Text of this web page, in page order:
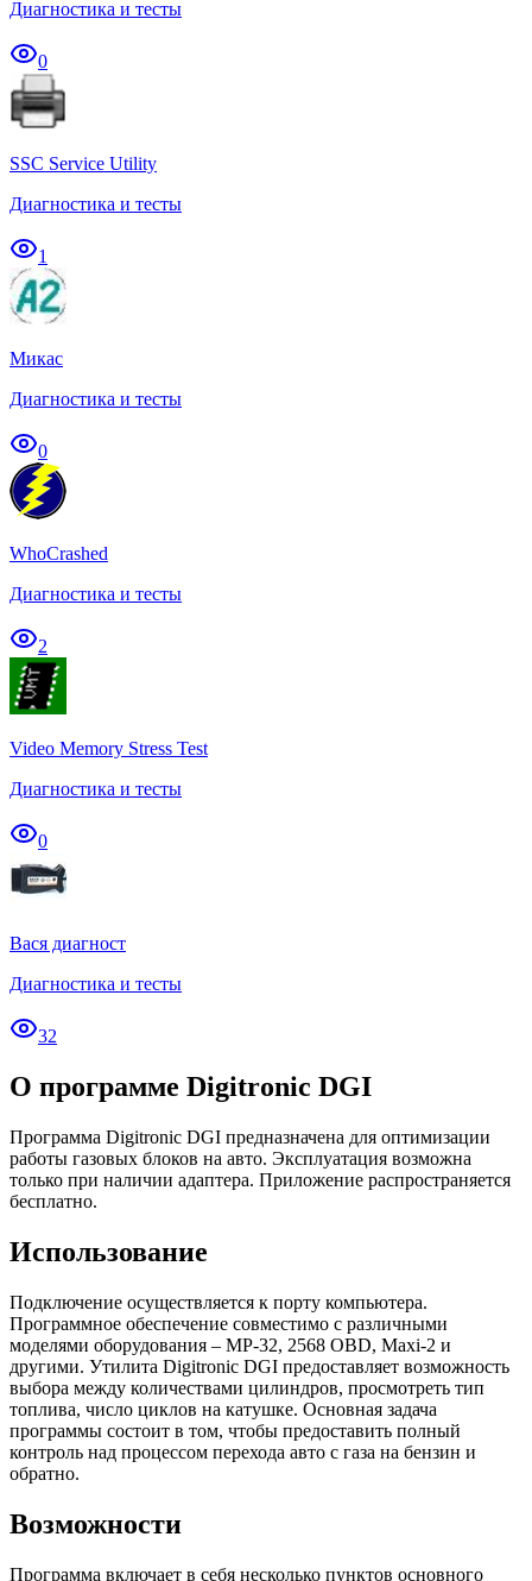
Диагностика и тесты
0
SSC Service Utility
Диагностика и тесты
1
Микас
Диагностика и тесты
0
WhoCrashed
Диагностика и тесты
2
Video Memory Stress Test
Диагностика и тесты
0
Вася диагност
Диагностика и тесты
32
О программе Digitronic DGI
Программа Digitronic DGI предназначена для оптимизации
работы газовых блоков на авто. Эксплуатация возможна
только при наличии адаптера. Приложение распространяется
бесплатно.
Использование
Подключение осуществляется к порту компьютера.
Программное обеспечение совместимо с различными
моделями оборудования – MP-32, 2568 OBD, Maxi-2 и
другими. Утилита Digitronic DGI предоставляет возможность
выбора между количествами цилиндров, просмотреть тип
топлива, число циклов на катушке. Основная задача
программы состоит в том, чтобы предоставить полный
контроль над процессом перехода авто с газа на бензин и
обратно.
Возможности
Программа включает в себя несколько пунктов основного